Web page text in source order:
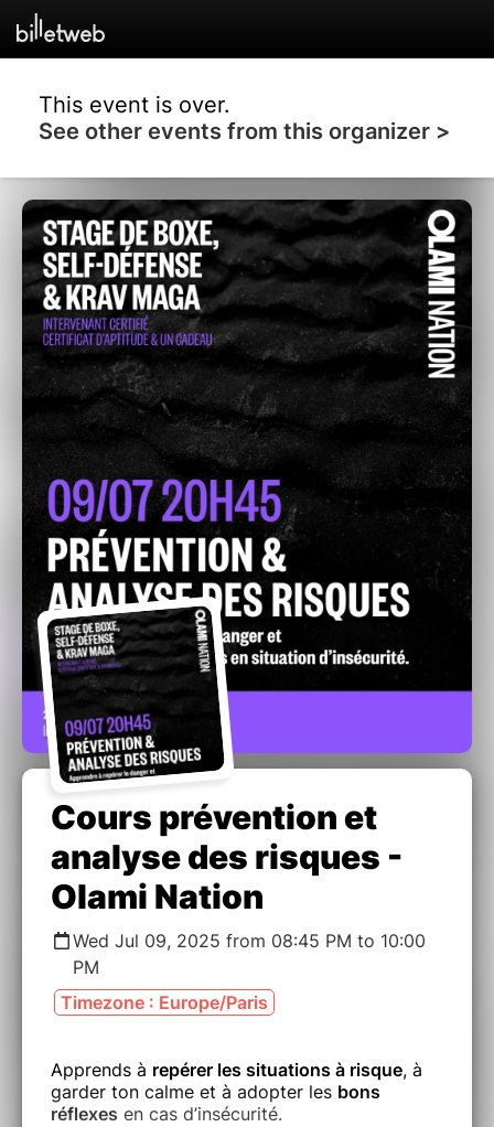
This event is over.
See other events from this organizer >
Cours prévention et
analyse des risques -
Olami Nation
Wed Jul 09, 2025 from 08:45 PM to 10:00
PM
Timezone : Europe/Paris
Apprends à repérer les situations à risque, à
garder ton calme et à adopter les bons
réflexes en cas d’insécurité.